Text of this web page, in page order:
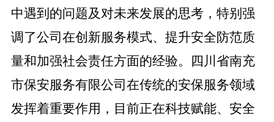
中遇到的问题及对未来发展的思考，特别强
调了公司在创新服务模式、提升安全防范质
量和加强社会责任方面的经验。四川省南充
市保安服务有限公司在传统的安保服务领域
发挥着重要作用，目前正在科技赋能、安全